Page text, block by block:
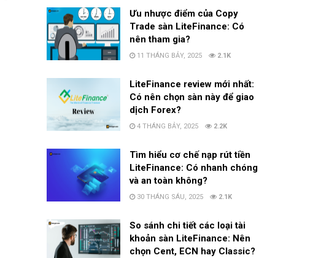
Ưu nhược điểm của Copy
Trade sàn LiteFinance: Có
nên tham gia?
11 THÁNG BẢY, 2025 2.1K
LiteFinance review mới nhất:
Có nên chọn sàn này để giao
dịch Forex?
4 THÁNG BẢY, 2025 2.2K
Tìm hiểu cơ chế nạp rút tiền
LiteFinance: Có nhanh chóng
và an toàn không?
30 THÁNG SÁU, 2025 2.1K
So sánh chi tiết các loại tài
khoản sàn LiteFinance: Nên
chọn Cent, ECN hay Classic?